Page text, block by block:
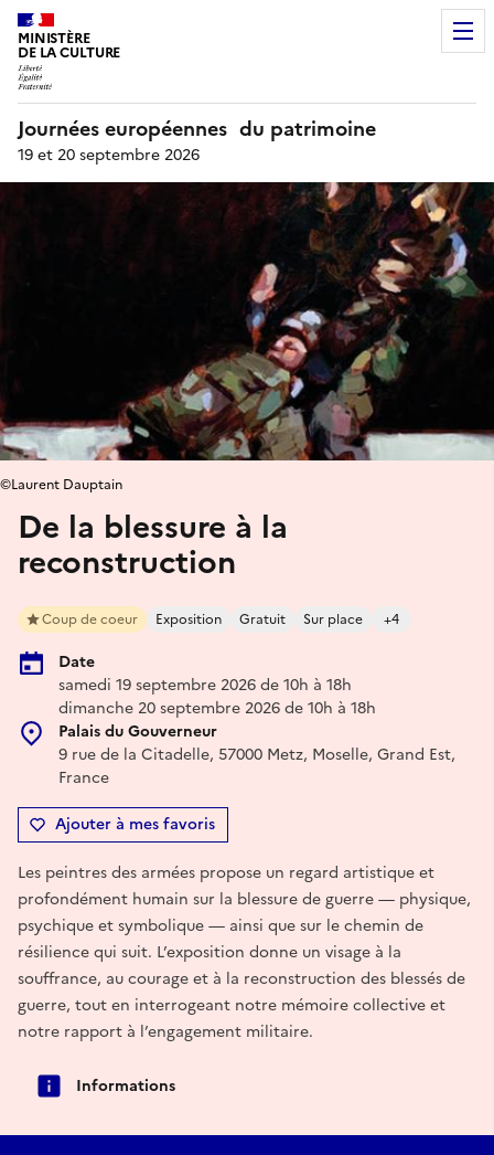
MINISTÈRE
DE LA CULTURE
Journées européennes du patrimoine
19 et 20 septembre 2026
De la blessure à la
reconstruction
Coup de coeur Exposition Gratuit Sur place +4
Date
samedi 19 septembre 2026 de 10h à 18h
dimanche 20 septembre 2026 de 10h à 18h
Palais du Gouverneur
9 rue de la Citadelle, 57000 Metz, Moselle, Grand Est,
France
Ajouter à mes favoris
©Laurent Dauptain
Les peintres des armées propose un regard artistique et
profondément humain sur la blessure de guerre — physique,
psychique et symbolique — ainsi que sur le chemin de
résilience qui suit. L’exposition donne un visage à la
souffrance, au courage et à la reconstruction des blessés de
guerre, tout en interrogeant notre mémoire collective et
notre rapport à l’engagement militaire.
Informations